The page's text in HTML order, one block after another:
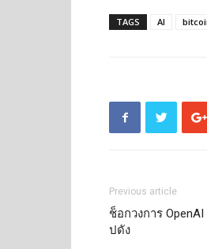
TAGS AI
Previous article
ช็อกวงการ
ปดัง